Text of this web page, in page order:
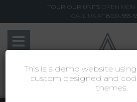
TOUR OUR UNITS OPEN MON
CALL US AT 800-555-
This is a demo website
custom designed and
themes.